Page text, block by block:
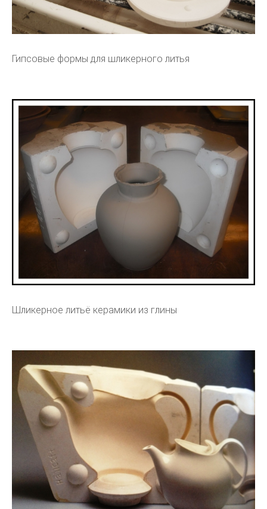
Гипсовые формы для шликерного литья
Шликерное литьё керамики из глины